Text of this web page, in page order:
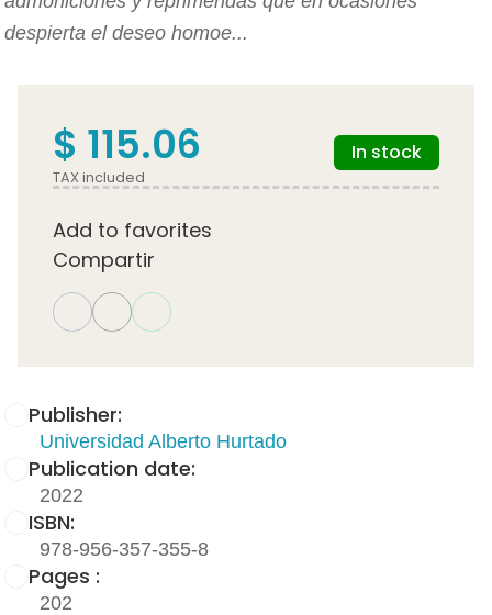
despierta el deseo homoe...
Publisher:
Universidad Alberto Hurtado
Publication date:
2022
ISBN:
978-956-357-355-8
Pages :
202
$ 115.06
TAX included
In stock
Add to favorites
Compartir